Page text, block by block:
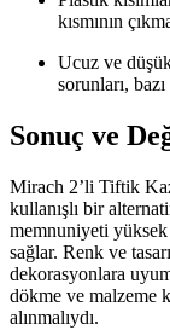
kısmının
Ucuz ve
sorunları,
Sonuç ve
Mirach 2’li Tiftik
kullanışlı bir
memnuniyeti
sağlar. Renk ve
dekorasyonlara
dökme ve malzeme
alınmalıydı.